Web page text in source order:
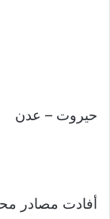
حيروت – عدن
أفادت مصادر